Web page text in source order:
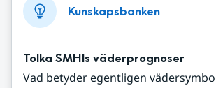
Kunskapsbanken
Tolka SMHIs väderprognoser
Vad betyder egentligen